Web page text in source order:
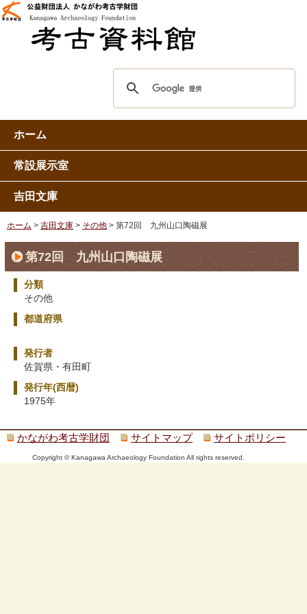
ホーム
常設展示室
吉田文庫
ホーム > 吉田文庫 > その他 > 第72回 九州山口陶磁展
第72回 九州山口陶磁展
分類
その他
都道府県
発行者
佐賀県・有田町
発行年(西暦)
1975年
かながわ考古学財団 サイトマップ サイトポリシー
Copyright © Kanagawa Archaeology Foundation All rights reserved.